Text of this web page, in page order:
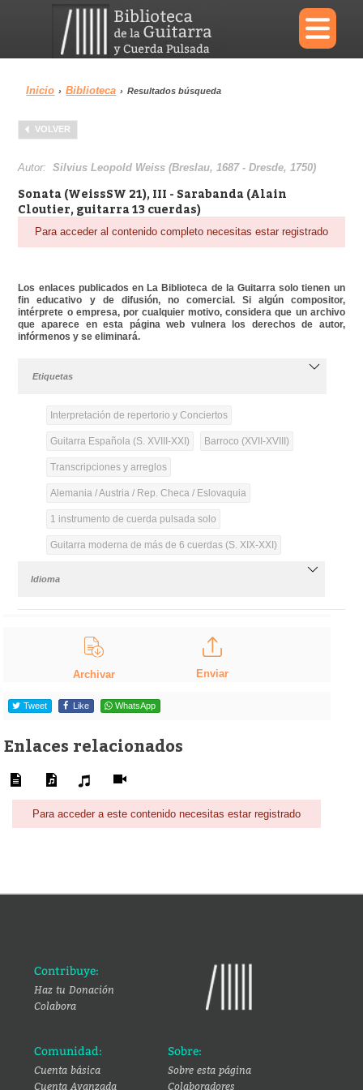
×
Menu
Biblioteca Diccionario
Área personal Reproductor
Inicio › Biblioteca › Resultados búsqueda
VOLVER
Autor:Silvius Leopold Weiss (Breslau, 1687 - Dresde, 1750)
Sonata (WeissSW 21), III - Sarabanda (Alain
Cloutier, guitarra 13 cuerdas)
Para acceder al contenido completo necesitas estar registrado
Los enlaces publicados en La Biblioteca de la Guitarra solo tienen un
fin educativo y de difusión, no comercial. Si algún compositor,
intérprete o empresa, por cualquier motivo, considera que un archivo
que aparece en esta página web vulnera los derechos de autor,
infórmenos y se eliminará.
Etiquetas
Interpretación de repertorio y Conciertos
Guitarra Española (S. XVIII-XXI) Barroco (XVII-XVIII)
Transcripciones y arreglos
Alemania / Austria / Rep. Checa / Eslovaquia
1 instrumento de cuerda pulsada solo
Guitarra moderna de más de 6 cuerdas (S. XIX-XXI)
Idioma
Archivar Enviar
Tweet Like WhatsApp
Enlaces relacionados
Para acceder a este contenido necesitas estar registrado
Contribuye:
Haz tu Donación
Colabora
Comunidad:
Cuenta básica
Cuenta Avanzada
Sobre:
Sobre esta página
Colaboradores